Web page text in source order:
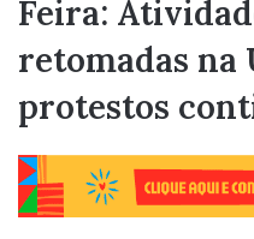
Feira:
retomadas na
protestos